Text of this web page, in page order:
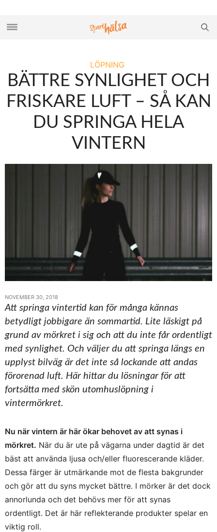
LÖPNING
BÄTTRE SYNLIGHET OCH
FRISKARE LUFT – SÅ KAN
DU SPRINGA HELA
VINTERN
NOVEMBER 30, 2018
Att springa vintertid kan för många kännas
betydligt jobbigare än sommartid. Lite läskigt på
grund av mörkret i sig och att du inte får ordentligt
med synlighet. Och väljer du att springa längs en
upplyst bilväg är det inte så lockande att andas
förorenad luft. Här hittar du lösningar för att
fortsätta med skön utomhuslöpning i
vintermörkret.
Nu när vintern är här ökar behovet av att synas i
mörkret. När du är ute på vägarna under dagtid är det
bäst att använda ljusa och/eller fluorescerande kläder.
Dessa färger är utmärkande mot de flesta bakgrunder
och gör att du syns mycket bättre. I mörker är det dock
annorlunda och det behövs mer för att synas
ordentligt. Det är här reflekterande produkter spelar en
viktig roll.